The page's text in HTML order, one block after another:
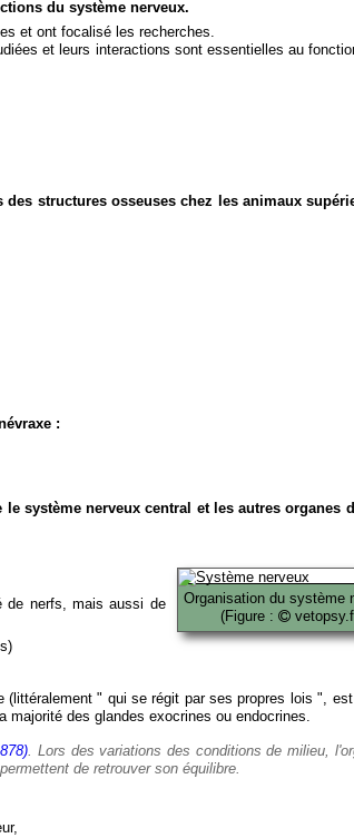
du système nerveux.
et ont focalisé les recherches.
et leurs interactions sont essentielles au
structures osseuses chez les animaux
:
système nerveux central et les autres organes
Organisation du système
(Figure :
de nerfs, mais aussi de
(littéralement " qui se régit par ses propres lois ",
des glandes exocrines ou endocrines.
. Lors des variations des conditions de milieu,
de retrouver son équilibre.